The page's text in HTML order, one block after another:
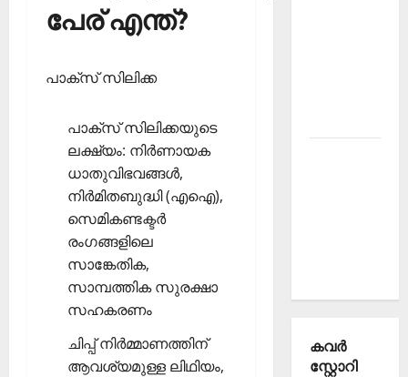
പേര് എന്ത്?
പാക്‌സ് സിലിക്ക
പാക്‌സ് സിലിക്കയുടെ
ലക്ഷ്യം: നിര്‍ണായക
ധാതുവിഭവങ്ങള്‍,
നിര്‍മിതബുദ്ധി (എഐ),
സെമികണ്ടക്ടര്‍
രംഗങ്ങളിലെ
സാങ്കേതിക,
സാമ്പത്തിക സുരക്ഷാ
സഹകരണം
ചിപ്പ് നിര്‍മ്മാണത്തിന്
ആവശ്യമുള്ള ലിഥിയം,
കവര്‍
സ്റ്റോറി